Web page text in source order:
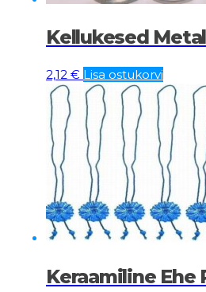
Kellukesed
2,12 € Lisa ostukorvi
Keraamiline Ehe